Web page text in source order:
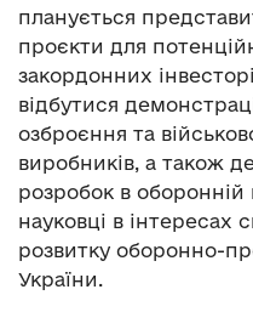
планується
проєкти для
закордонних
відбутися
озброєння та
виробників, а також
розробок в оборонній
науковці в інтересах
розвитку оборонно-
України.